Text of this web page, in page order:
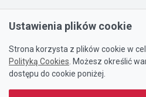
Ustawienia plików cookie
Strona korzysta z plików cookie w
Polityką Cookies . Możesz określić
dostępu do cookie poniżej.